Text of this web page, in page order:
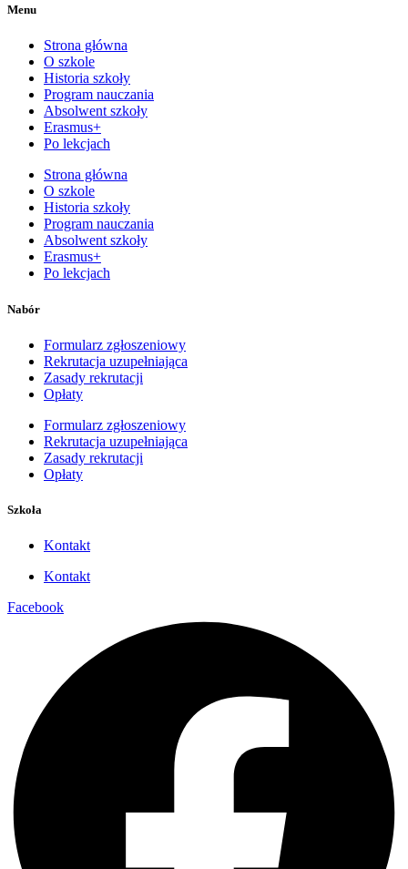
Menu
Strona główna
O szkole
Historia szkoły
Program nauczania
Absolwent szkoły
Erasmus+
Po lekcjach
Strona główna
O szkole
Historia szkoły
Program nauczania
Absolwent szkoły
Erasmus+
Po lekcjach
Nabór
Formularz zgłoszeniowy
Rekrutacja uzupełniająca
Zasady rekrutacji
Opłaty
Formularz zgłoszeniowy
Rekrutacja uzupełniająca
Zasady rekrutacji
Opłaty
Szkoła
Kontakt
Kontakt
Facebook